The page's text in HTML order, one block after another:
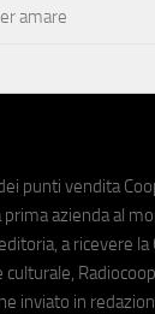
amare
punti vendita
prima azienda al
a ricevere la
inviato in